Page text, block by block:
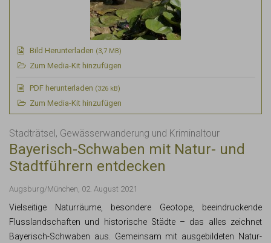
Bild Herunterladen (3,7 MB)
Zum Media-Kit hinzufügen
PDFherunterladen (326 kB)
Zum Media-Kit hinzufügen
Stadträtsel, Gewässerwanderung und Kriminaltour
Bayerisch-Schwaben mit Natur- und
Stadtführern entdecken
Augsburg/München, 02. August 2021
Vielseitige Naturräume, besondere Geotope, beeindruckende
Flusslandschaften und historische Städte – das alles zeichnet
Bayerisch-Schwaben aus. Gemeinsam mit ausgebildeten Natur-